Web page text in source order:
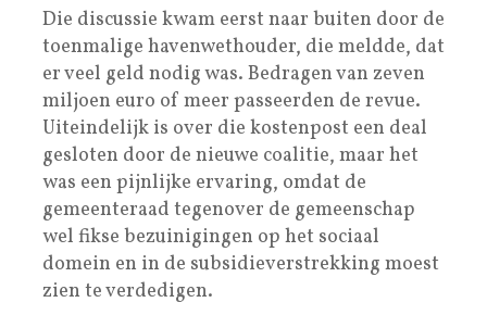
Die discussie kwam eerst naar buiten door de
toenmalige havenwethouder, die meldde, dat
er veel geld nodig was. Bedragen van zeven
miljoen euro of meer passeerden de revue.
Uiteindelijk is over die kostenpost een deal
gesloten door de nieuwe coalitie, maar het
was een pijnlijke ervaring, omdat de
gemeenteraad tegenover de gemeenschap
wel fikse bezuinigingen op het sociaal
domein en in de subsidieverstrekking moest
zien te verdedigen.